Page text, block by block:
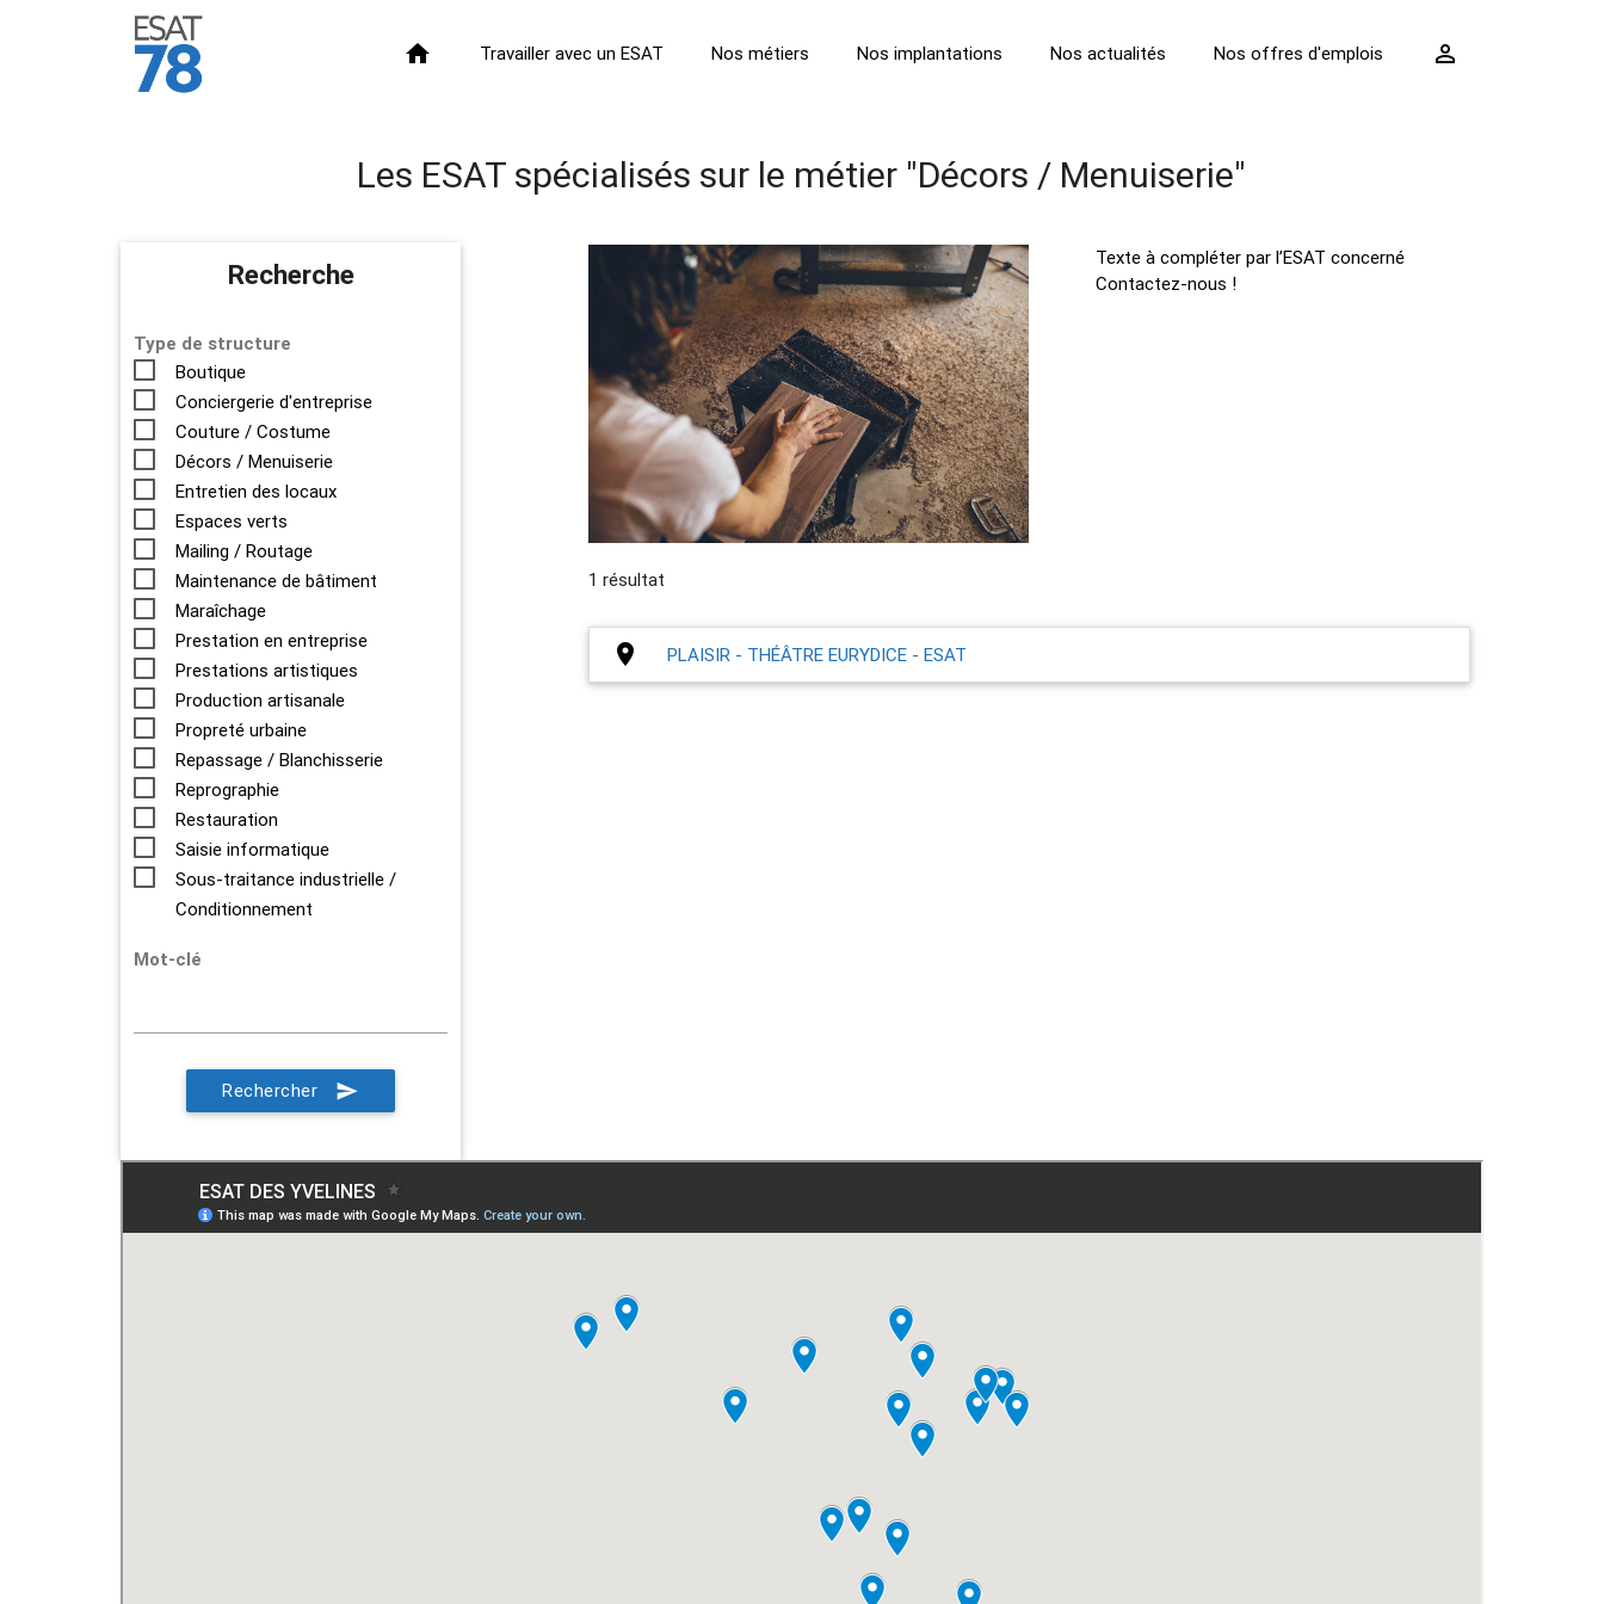
home Travailler avec un ESAT Nos métiers Nos implantations Nos actualités Nos offres d'emplois perm_identity
Les ESAT spécialisés sur le métier "Décors / Menuiserie"
Recherche
Type de structure
Boutique
Conciergerie d'entreprise
Couture / Costume
Décors / Menuiserie
Entretien des locaux
Espaces verts
Mailing / Routage
Maintenance de bâtiment
Maraîchage
Prestation en entreprise
Prestations artistiques
Production artisanale
Propreté urbaine
Repassage / Blanchisserie
Reprographie
Restauration
Saisie informatique
Sous-traitance industrielle /
Conditionnement
Mot-clé
Rechercher send
Texte à compléter par l’ESAT concerné
Contactez-nous !
1 résultat
place PLAISIR - THÉÂTRE EURYDICE - ESAT